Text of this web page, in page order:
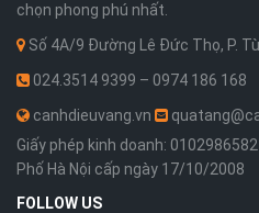
chọn phong phú nhất.
Số 4A/9 Đường Lê Đức Thọ, P.
024.3514 9399 – 0974 186 168
canhdieuvang.vn
Giấy phép kinh doanh:
Phố Hà Nội cấp ngày 17/10/2008
FOLLOW US